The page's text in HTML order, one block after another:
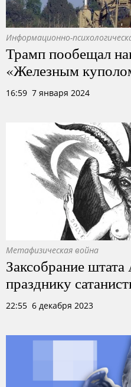
Информационно-
Трамп пообещал
«Железным
16:59 7 января 2024
Метафизическая война
Заксобрание
празднику
22:55 6 декабря 2023